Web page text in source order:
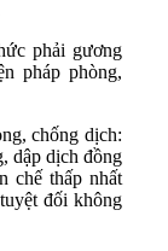
phải gương
pháp phòng,
chống dịch:
dập dịch đồng
chế thấp nhất
đối không